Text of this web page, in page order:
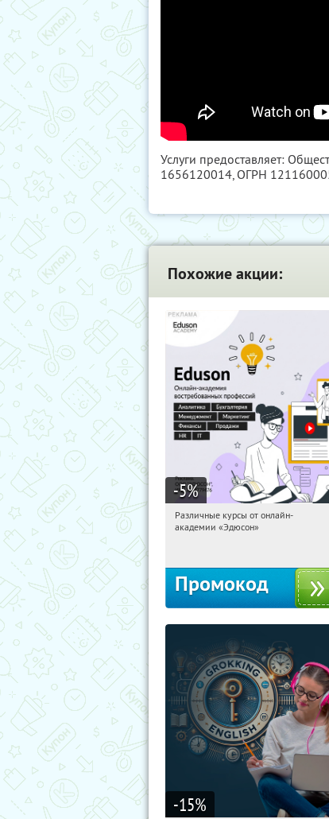
Услуги предоставляет:
1656120014, ОГРН
Похожие акции:
-5%
19:23:39 Получили:
Различные курсы от онлайн-
академии «Эдюсон»
Промокод
-15%